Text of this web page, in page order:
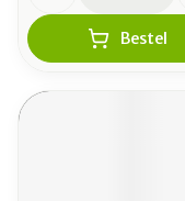
Bestel